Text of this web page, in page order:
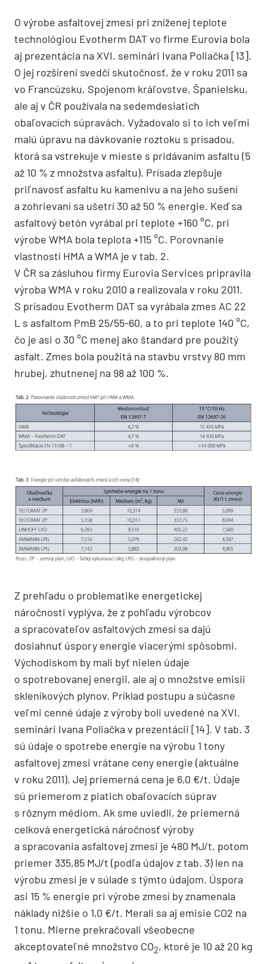
O výrobe asfaltovej zmesi pri zníženej teplote
technológiou Evotherm DAT vo firme Eurovia bola
aj prezentácia na XVI. seminári Ivana Poliačka [13].
O jej rozšírení svedčí skutočnosť, že v roku 2011 sa
vo Francúzsku, Spojenom kráľovstve, Španielsku,
ale aj v ČR používala na sedemdesiatich
obaľovacích súpravách. Vyžadovalo si to ich veľmi
malú úpravu na dávkovanie roztoku s prísadou,
ktorá sa vstrekuje v mieste s pridávaním asfaltu (5
až 10 % z množstva asfaltu). Prísada zlepšuje
priľnavosť asfaltu ku kamenivu a na jeho sušení
a zohrievaní sa ušetrí 30 až 50 % energie. Keď sa
asfaltový betón vyrábal pri teplote +160 °C, pri
výrobe WMA bola teplota +115 °C. Porovnanie
vlastností HMA a WMA je v tab. 2.
V ČR sa zásluhou firmy Eurovia Services pripravila
výroba WMA v roku 2010 a realizovala v roku 2011.
S prísadou Evotherm DAT sa vyrábala zmes AC 22
L s asfaltom PmB 25/55-60, a to pri teplote 140 °C,
čo je asi o 30 °C menej ako štandard pre použitý
asfalt. Zmes bola použitá na stavbu vrstvy 80 mm
hrubej, zhutnenej na 98 až 100 %.
Z prehľadu o problematike energetickej
náročnosti vyplýva, že z pohľadu výrobcov
a spracovateľov asfaltových zmesí sa dajú
dosiahnuť úspory energie viacerými spôsobmi.
Východiskom by mali byť nielen údaje
o spotrebovanej energii, ale aj o množstve emisií
skleníkových plynov. Príklad postupu a súčasne
veľmi cenné údaje z výroby boli uvedené na XVI.
seminári Ivana Poliačka v prezentácii [14]. V tab. 3
sú údaje o spotrebe energie na výrobu 1 tony
asfaltovej zmesi vrátane ceny energie (aktuálne
v roku 2011). Jej priemerná cena je 6,0 €/t. Údaje
sú priemerom z piatich obaľovacích súprav
s rôznym médiom. Ak sme uviedli, že priemerná
celková energetická náročnosť výroby
a spracovania asfaltovej zmesi je 480 MJ/t, potom
priemer 335,85 MJ/t (podľa údajov z tab. 3) len na
výrobu zmesi je v súlade s týmto údajom. Úspora
asi 15 % energie pri výrobe zmesí by znamenala
náklady nižšie o 1,0 €/t. Merali sa aj emisie CO2 na
1 tonu. Mierne prekračovali všeobecne
akceptovateľné množstvo CO2, ktoré je 10 až 20 kg